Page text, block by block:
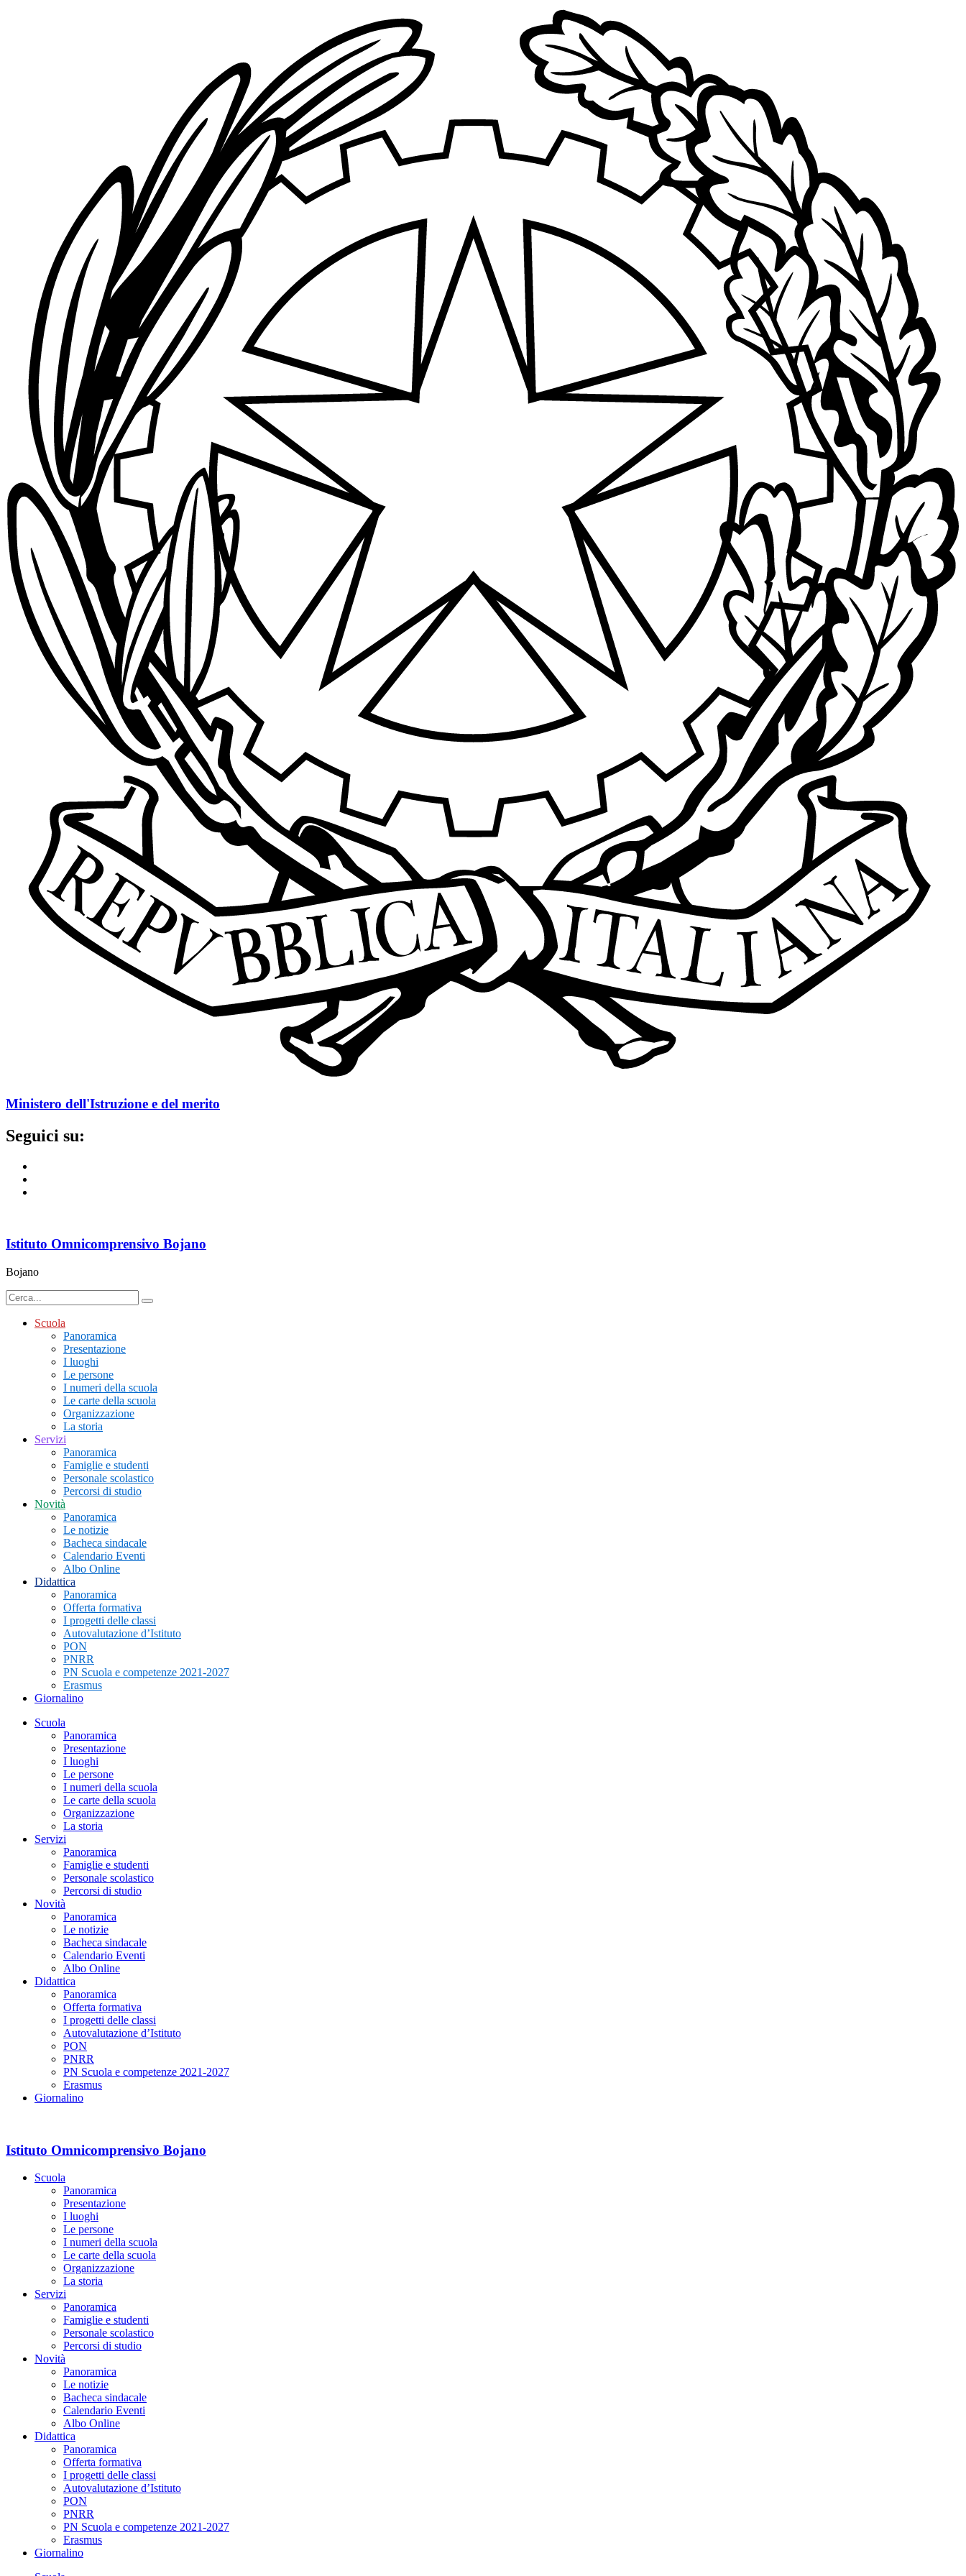
Ministero dell'Istruzione e del merito
Seguici su:
Istituto Omnicomprensivo Bojano
Bojano
Scuola
Panoramica
Presentazione
I luoghi
Le persone
I numeri della scuola
Le carte della scuola
Organizzazione
La storia
Servizi
Panoramica
Famiglie e studenti
Personale scolastico
Percorsi di studio
Novità
Panoramica
Le notizie
Bacheca sindacale
Calendario Eventi
Albo Online
Didattica
Panoramica
Offerta formativa
I progetti delle classi
Autovalutazione d’Istituto
PON
PNRR
PN Scuola e competenze 2021-2027
Erasmus
Giornalino
Scuola
Panoramica
Presentazione
I luoghi
Le persone
I numeri della scuola
Le carte della scuola
Organizzazione
La storia
Servizi
Panoramica
Famiglie e studenti
Personale scolastico
Percorsi di studio
Novità
Panoramica
Le notizie
Bacheca sindacale
Calendario Eventi
Albo Online
Didattica
Panoramica
Offerta formativa
I progetti delle classi
Autovalutazione d’Istituto
PON
PNRR
PN Scuola e competenze 2021-2027
Erasmus
Giornalino
Istituto Omnicomprensivo Bojano
Scuola
Panoramica
Presentazione
I luoghi
Le persone
I numeri della scuola
Le carte della scuola
Organizzazione
La storia
Servizi
Panoramica
Famiglie e studenti
Personale scolastico
Percorsi di studio
Novità
Panoramica
Le notizie
Bacheca sindacale
Calendario Eventi
Albo Online
Didattica
Panoramica
Offerta formativa
I progetti delle classi
Autovalutazione d’Istituto
PON
PNRR
PN Scuola e competenze 2021-2027
Erasmus
Giornalino